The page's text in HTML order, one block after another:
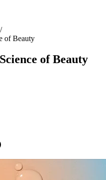
/
of Beauty
of Beauty